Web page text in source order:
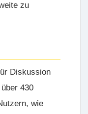
zu
Diskussion
430
wie